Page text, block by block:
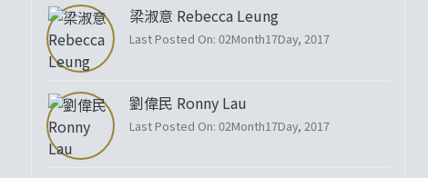
梁淑意 Rebecca Leung
Last Posted On: 02Month17Day, 2017
劉偉民 Ronny Lau
Last Posted On: 02Month17Day, 2017